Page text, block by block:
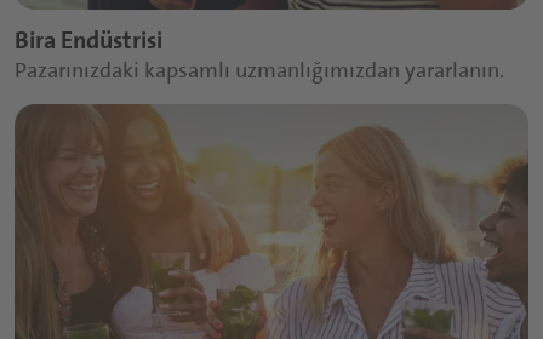
Bira Endüstrisi
Pazarınızdaki kapsamlı uzmanlığımızdan yararlanın.